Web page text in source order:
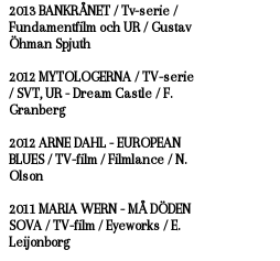
2013 BANKRÅNET / Tv-serie /
Fundamentfilm och UR / Gustav
Öhman Spjuth
2012 MYTOLOGERNA / TV-serie
/ SVT, UR - Dream Castle / F.
Granberg
2012 ARNE DAHL - EUROPEAN
BLUES / TV-film / Filmlance / N.
Olson
2011 MARIA WERN - MÅ DÖDEN
SOVA / TV-film / Eyeworks / E.
Leijonborg